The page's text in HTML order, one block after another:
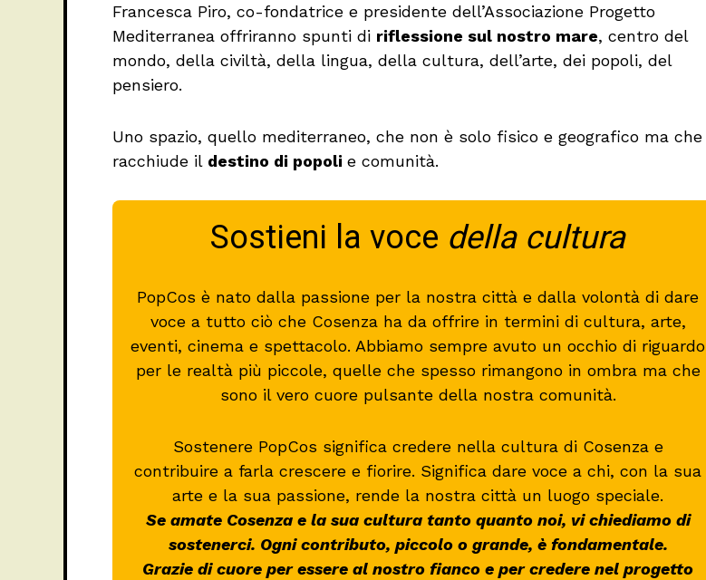
Francesca Piro, co-fondatrice e presidente dell’Associazione Progetto
Mediterranea offriranno spunti di riflessione sul nostro mare, centro del
mondo, della civiltà, della lingua, della cultura, dell’arte, dei popoli, del
pensiero.
Uno spazio, quello mediterraneo, che non è solo fisico e geografico ma che
racchiude il destino di popoli e comunità.
Sostieni la voce della cultura
PopCos è nato dalla passione per la nostra città e dalla volontà di dare
voce a tutto ciò che Cosenza ha da offrire in termini di cultura, arte,
eventi, cinema e spettacolo. Abbiamo sempre avuto un occhio di riguardo
per le realtà più piccole, quelle che spesso rimangono in ombra ma che
sono il vero cuore pulsante della nostra comunità.
Sostenere PopCos significa credere nella cultura di Cosenza e
contribuire a farla crescere e fiorire. Significa dare voce a chi, con la sua
arte e la sua passione, rende la nostra città un luogo speciale.
Se amate Cosenza e la sua cultura tanto quanto noi, vi chiediamo di
sostenerci. Ogni contributo, piccolo o grande, è fondamentale.
Grazie di cuore per essere al nostro fianco e per credere nel progetto